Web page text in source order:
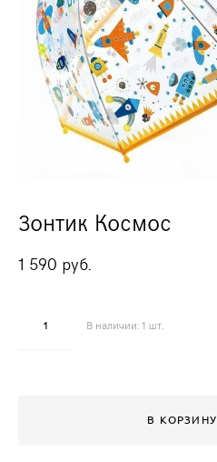
Зонтик Космос
1 590 pуб.
В наличии:1 шт.
В КОРЗИНУ